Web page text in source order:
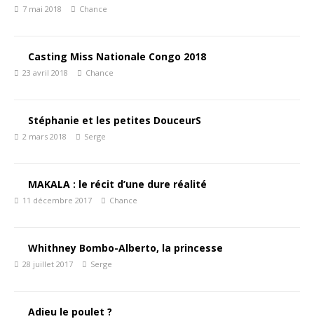
7 mai 2018 Chance
Casting Miss Nationale Congo 2018
23 avril 2018 Chance
Stéphanie et les petites DouceurS
2 mars 2018 Serge
MAKALA : le récit d’une dure réalité
11 décembre 2017 Chance
Whithney Bombo-Alberto, la princesse
28 juillet 2017 Serge
Adieu le poulet ?